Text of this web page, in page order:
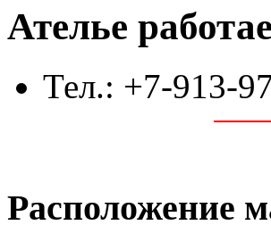
Ателье
Тел.: +7-913-
Расположение